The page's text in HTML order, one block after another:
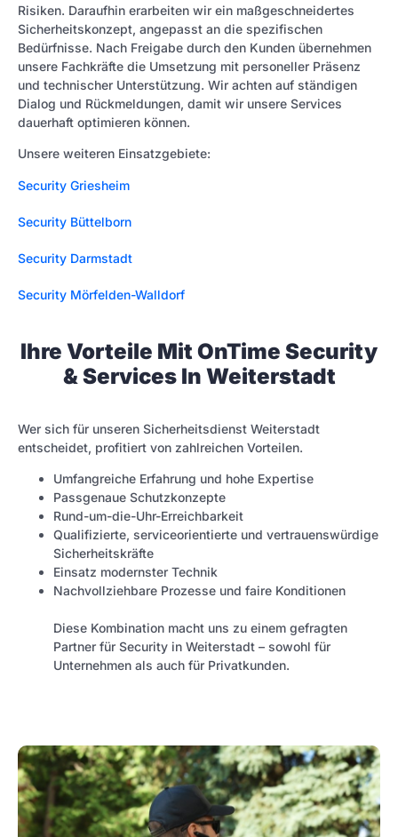
Risiken. Daraufhin erarbeiten wir ein maßgeschneidertes
Sicherheitskonzept, angepasst an die spezifischen
Bedürfnisse. Nach Freigabe durch den Kunden übernehmen
unsere Fachkräfte die Umsetzung mit personeller Präsenz
und technischer Unterstützung. Wir achten auf ständigen
Dialog und Rückmeldungen, damit wir unsere Services
dauerhaft optimieren können.
Unsere weiteren Einsatzgebiete:
Security Griesheim
Security Büttelborn
Security Darmstadt
Security Mörfelden-Walldorf
Ihre Vorteile Mit OnTime Security
& Services In Weiterstadt
Wer sich für unseren Sicherheitsdienst Weiterstadt
entscheidet, profitiert von zahlreichen Vorteilen.
Umfangreiche Erfahrung und hohe Expertise
Passgenaue Schutzkonzepte
Rund-um-die-Uhr-Erreichbarkeit
Qualifizierte, serviceorientierte und vertrauenswürdige
Sicherheitskräfte
Einsatz modernster Technik
Nachvollziehbare Prozesse und faire Konditionen
Diese Kombination macht uns zu einem gefragten
Partner für Security in Weiterstadt – sowohl für
Unternehmen als auch für Privatkunden.